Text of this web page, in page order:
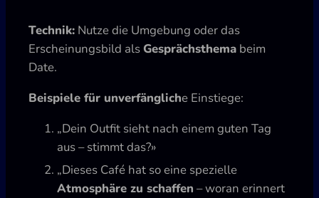
Technik: Nutze die Umgebung oder das
Erscheinungsbild als Gesprächsthema beim
Date.
Beispiele für unverfängliche Einstiege:
„Dein Outfit sieht nach einem guten Tag
aus – stimmt das?»
„Dieses Café hat so eine spezielle
Atmosphäre zu schaffen – woran erinnert